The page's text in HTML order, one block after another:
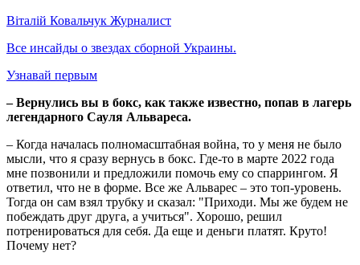
Віталій Ковальчук Журналист
Все инсайды о звездах сборной Украины.
Узнавай первым
– Вернулись вы в бокс, как также известно, попав в лагерь
легендарного Сауля Альвареса.
– Когда началась полномасштабная война, то у меня не было
мысли, что я сразу вернусь в бокс. Где-то в марте 2022 года
мне позвонили и предложили помочь ему со спаррингом. Я
ответил, что не в форме. Все же Альварес – это топ-уровень.
Тогда он сам взял трубку и сказал: "Приходи. Мы же будем не
побеждать друг друга, а учиться". Хорошо, решил
потренироваться для себя. Да еще и деньги платят. Круто!
Почему нет?